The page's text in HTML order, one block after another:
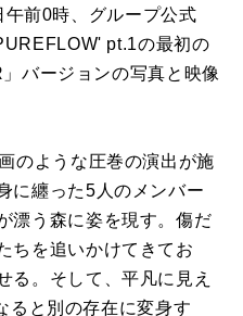
前0時、グループ公式
pt.1の最初の
バージョンの写真と映像
のような圧巻の演出が施
に纏った5人のメンバー
漂う森に姿を現す。傷だ
ちを追いかけてきてお
る。そして、平凡に見え
ると別の存在に変身す